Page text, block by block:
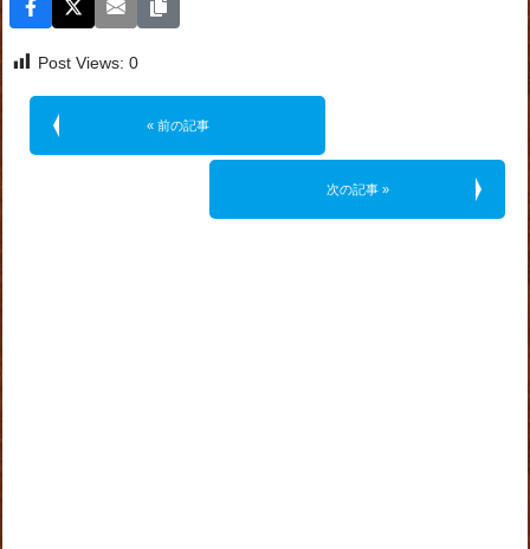
Post Views: 0
« 前の記事
次の記事 »